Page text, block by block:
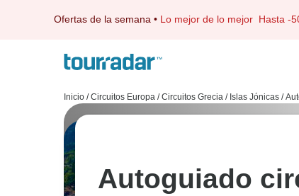
Ofertas de la semana • Lo mejor de lo mejor Hasta -
Inicio / Circuitos Europa / Circuitos Grecia / Islas Jónicas /
Autoguiado